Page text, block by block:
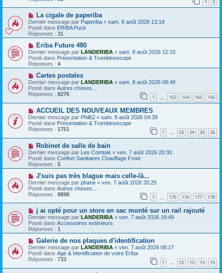
s
a
e
e
a
m
e
s
s
a
g
e
1 2
N
o
u
v
e
a
u
m
e
s
s
g
e
La cigale de paperiba
Dernier message par Paperiba « sam. 8 août 2026 13:18
Posté dans ERIBA Puck
Réponses : 31
N
o
u
v
e
a
u
m
e
s
s
a
g
e
Eriba Future 480
Dernier message par LANDERIBA « sam. 8 août 2026 12:10
Posté dans Présentation & Trombinoscope
Réponses : 4
N
o
u
v
e
a
u
m
e
s
s
a
e
Cartes postales
Dernier message par LANDERIBA « sam. 8 août 2026 09:48
Posté dans Autres choses...
Réponses : 8276 1 163 164 165 166
N
o
u
v
e
a
u
m
e
s
s
g
e
ACCUEIL DES NOUVEAUX MEMBRES
Dernier message par Phil62 « sam. 8 août 2026 04:39
Posté dans Présentation & Trombinoscope
Réponses : 1751 1 … 33 34 35 36
N
o
u
v
e
u
m
e
s
s
a
g
e
Robinet de salle de bain
Dernier message par Les Comtois « ven. 7 août 2026 20:30
Posté dans Confort Sanitaires Chauffage Froid
Réponses : 5
N
o
u
v
e
a
u
m
e
s
s
a
g
e
J'suis pas très blague mais celle-là...
Dernier message par phane « ven. 7 août 2026 20:25
Posté dans Autres choses...
Réponses : 8898 1 175 176 177 178
N
o
u
v
e
a
m
e
s
s
j ai opté pour un store en sac monté sur un rail rajouté
Dernier message par LANDERIBA « ven. 7 août 2026 18:49
Posté dans Accessoires extérieurs
Réponses : 1
N
o
u
v
e
a
Galerie de nos plaques d'identification
Dernier message par LANDERIBA « ven. 7 août 2026 08:17
Posté dans Age & Identification de votre Eriba
Réponses : 733 1 … 12 13 14 15